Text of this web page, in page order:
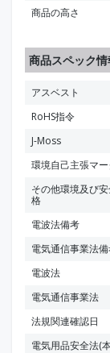
商品の高さ
商品スペック情
アスベスト
RoHS指令
J-Moss
環境自己主張マー
その他環境及び
格
電波法備考
電気通信事業法
電波法
電気通信事業法
法規関連確認日
電気用品安全法(